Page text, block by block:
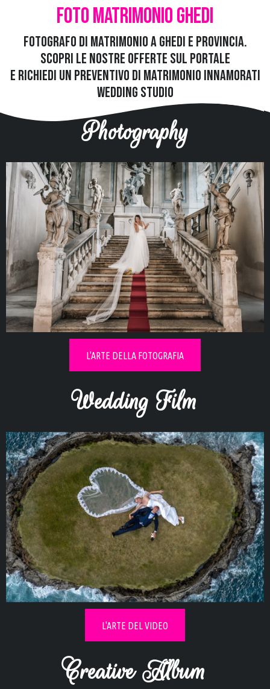
Foto Matrimonio Ghedi
Fotografo di Matrimonio a Ghedi e provincia.
Scopri le nostre offerte sul portale
e richiedi un preventivo di matrimonio Innamorati
Wedding Studio
Photography
Esplora iReal Wedding
L'ARTE DELLA FOTOGRAFIA
Wedding Film
Esplora la collezione video diinnamorati
L'ARTE DEL VIDEO
Creative Album